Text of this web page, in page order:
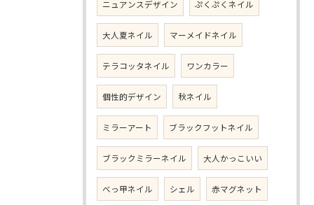
ニュアンスデザイン ぷくぷくネイル
大人夏ネイル マーメイドネイル
テラコッタネイル ワンカラー
個性的デザイン 秋ネイル
ミラーアート ブラックフットネイル
ブラックミラーネイル 大人かっこいい
べっ甲ネイル シェル 赤マグネット